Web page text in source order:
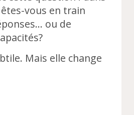
vous en train
ou de
Mais elle change